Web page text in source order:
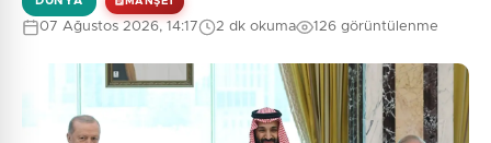
07 Ağustos 2026, 14:17 2 dk okuma 126 görüntülenme